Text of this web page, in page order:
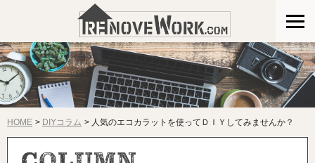
HOME DIYコラム 人気のエコカラットを使ってＤＩＹしてみませんか？